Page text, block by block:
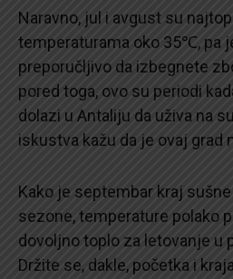
Naravno, jul i avgust su
temperaturama oko 35℃, pa
preporučljivo da izbegnete
pored toga, ovo su periodi
dolazi u Antaliju da uživa na
iskustva kažu da je ovaj grad
Kako je septembar kraj
sezone, temperature polako
dovoljno toplo za letovanje u
Držite se, dakle, početka i